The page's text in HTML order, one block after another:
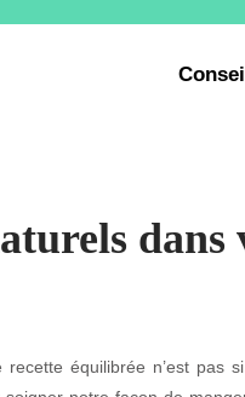
dans
recette équilibrée n’est pas